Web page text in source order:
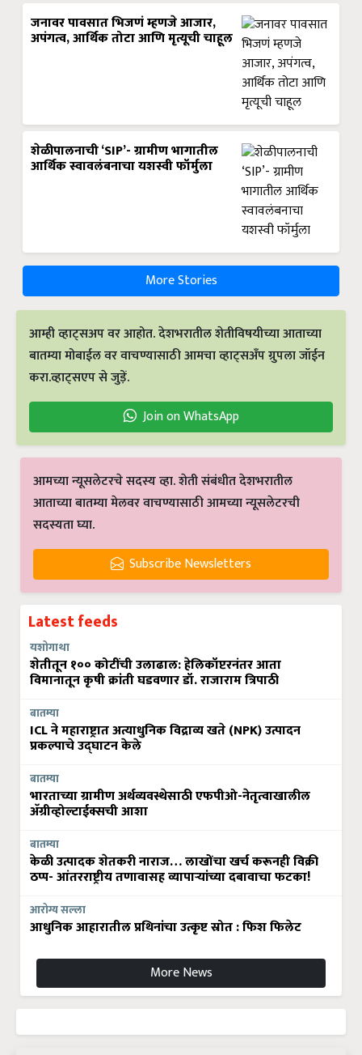
जनावर पावसात भिजणं म्हणजे आजार,
अपंगत्व, आर्थिक तोटा आणि मृत्यूची चाहूल
शेळीपालनाची ‘SIP’- ग्रामीण भागातील
आर्थिक स्वावलंबनाचा यशस्वी फॉर्मुला
More Stories
आम्ही व्हाट्सअप वर आहोत. देशभरातील शेतीविषयीच्या आताच्या
बातम्या मोबाईल वर वाचण्यासाठी आमचा व्हाट्सअँप ग्रुपला जॉईन
करा.व्हाट्सएप से जुड़ें.
Join on WhatsApp
आमच्या न्यूसलेटरचे सदस्य व्हा. शेती संबंधीत देशभरातील
आताच्या बातम्या मेलवर वाचण्यासाठी आमच्या न्यूसलेटरची
सदस्यता घ्या.
Subscribe Newsletters
Latest feeds
यशोगाथा
शेतीतून १०० कोटींची उलाढाल: हेलिकॉप्टरनंतर आता
विमानातून कृषी क्रांती घडवणार डॉ. राजाराम त्रिपाठी
बातम्या
ICL ने महाराष्ट्रात अत्याधुनिक विद्राव्य खते (NPK) उत्पादन
प्रकल्पाचे उद्घाटन केले
बातम्या
भारताच्या ग्रामीण अर्थव्यवस्थेसाठी एफपीओ-नेतृत्वाखालील
अ‍ॅग्रीव्होल्टाईक्सची आशा
बातम्या
केळी उत्पादक शेतकरी नाराज… लाखोंचा खर्च करूनही विक्री
ठप्प- आंतरराष्ट्रीय तणावासह व्यापाऱ्यांच्या दबावाचा फटका!
आरोग्य सल्ला
आधुनिक आहारातील प्रथिनांचा उत्कृष्ट स्रोत : फिश फिलेट
More News